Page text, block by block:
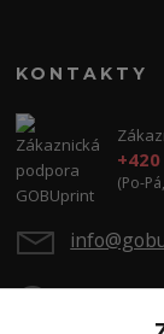
KONTAKTY
(Po-